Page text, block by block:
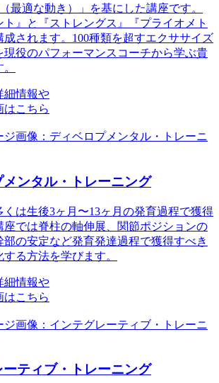
最適な動き）」を基にした講座です。
ト』と『ストレングス』『プライオメト
成されます。100種類を超すエクササイズ
現役のパフォーマンスコーチから学ぶ貴
細情報や
はこちら
メンタル・トレーニング
くは生後3ヶ月〜13ヶ月の発育過程で獲得
座では脊柱の軸伸展、関節ポジションの
部の安定など発育発達過程で獲得すべき
る方法を学びます。
細情報や
はこちら
ーティブ・トレーニング